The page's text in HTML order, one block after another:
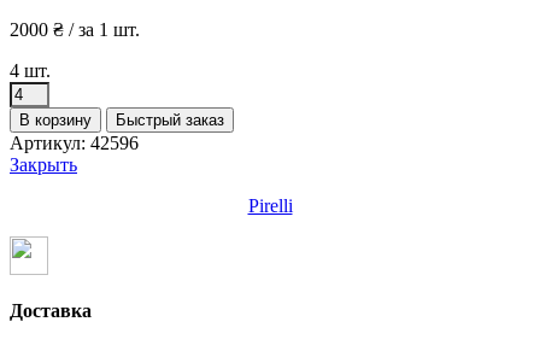
2000 ₴ / за 1 шт.
4 шт.
Количество
товара
Шины
бу
255
Зима
Pirelli
В корзину Быстрый заказ
Артикул: 42596
Закрыть
Pirelli
Доставка